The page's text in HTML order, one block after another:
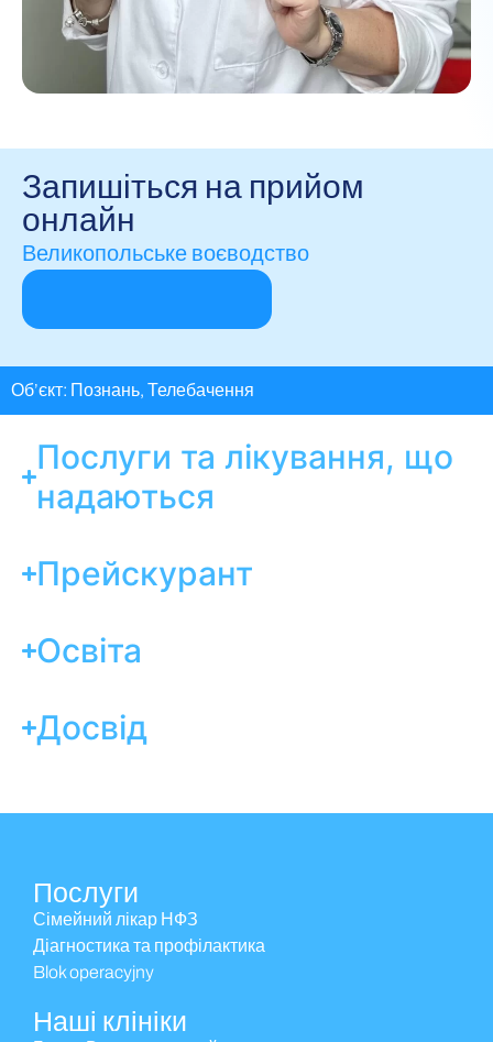
Запишіться на прийом
онлайн
Великопольське воєводство
Об’єкт: Познань, Телебачення
Послуги та лікування, що
надаються
Прейскурант
Освіта
Досвід
Послуги
Сімейний лікар НФЗ
Діагностика та профілактика
Blok operacyjny
Наші клініки